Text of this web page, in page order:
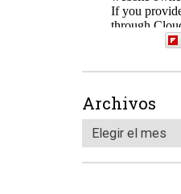
Archivos
Elegir el mes